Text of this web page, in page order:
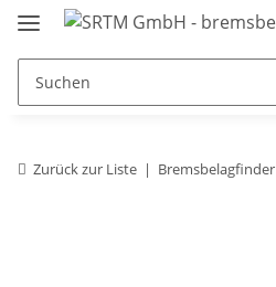
Zurück zur Liste Bremsbelagfinder